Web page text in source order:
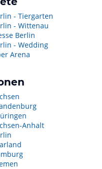
- Tiergarten
- Wittenau
Berlin
- Wedding
Arena
Anhalt